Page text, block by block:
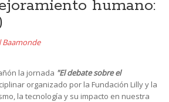
humano:
Baamonde
la jornada "El debate sobre el
organizado por la Fundación Lilly y la
la tecnología y su impacto en nuestra